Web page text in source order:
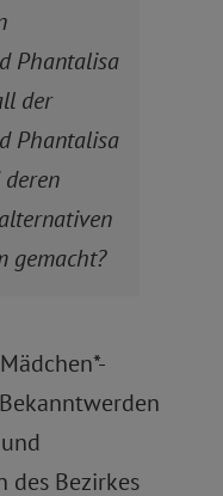
Phantalisa
der
Phantalisa
gemacht?
des Bezirkes